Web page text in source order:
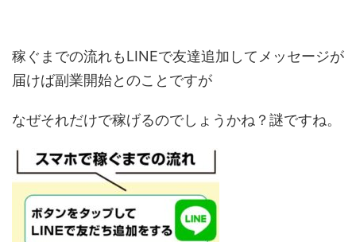
稼ぐまでの流れもLINEで友達追加してメッセージが
届けば副業開始とのことですが
なぜそれだけで稼げるのでしょうかね？謎ですね。